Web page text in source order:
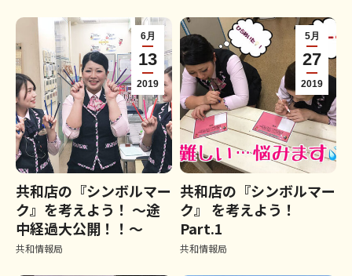
6月
13
2019
共和店の『シンボルマー
ク』を考えよう！ ～途
中経過大公開！！～
共和情報局
5月
27
2019
共和店の『シンボルマー
ク』 を考えよう！
Part.1
共和情報局